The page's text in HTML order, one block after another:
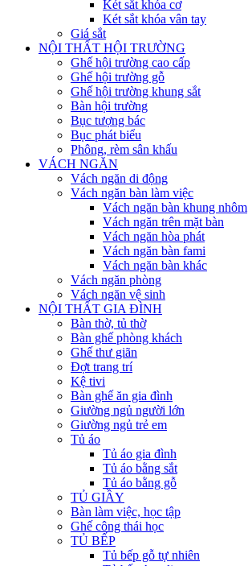
Két sắt khóa cơ
Két sắt khóa vân tay
Giá sắt
NỘI THẤT HỘI TRƯỜNG
Ghế hội trường cao cấp
Ghế hội trường gỗ
Ghế hội trường khung sắt
Bàn hội trường
Bục tượng bác
Bục phát biểu
Phông, rèm sân khấu
VÁCH NGĂN
Vách ngăn di động
Vách ngăn bàn làm việc
Vách ngăn bàn khung nhôm
Vách ngăn trên mặt bàn
Vách ngăn hòa phát
Vách ngăn bàn fami
Vách ngăn bàn khác
Vách ngăn phòng
Vách ngăn vệ sinh
NỘI THẤT GIA ĐÌNH
Bàn thờ, tủ thờ
Bàn ghế phòng khách
Ghế thư giãn
Đợt trang trí
Kệ tivi
Bàn ghế ăn gia đình
Giường ngủ người lớn
Giường ngủ trẻ em
Tủ áo
Tủ áo gia đình
Tủ áo bằng sắt
Tủ áo bằng gỗ
TỦ GIẦY
Bàn làm việc, học tập
Ghế công thái học
TỦ BẾP
Tủ bếp gỗ tự nhiên